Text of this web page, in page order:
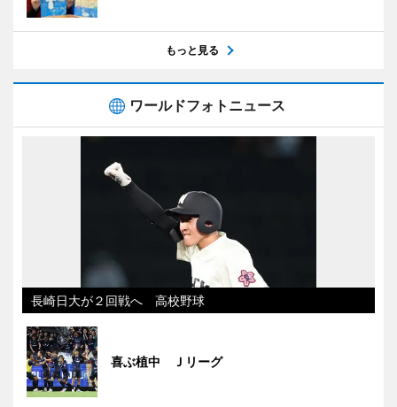
もっと見る
ワールドフォトニュース
長崎日大が２回戦へ 高校野球
喜ぶ植中 Ｊリーグ